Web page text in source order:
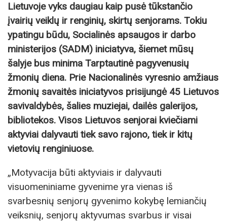
Lietuvoje vyks daugiau kaip pusė tūkstančio
įvairių veiklų ir renginių, skirtų senjorams. Tokiu
ypatingu būdu, Socialinės apsaugos ir darbo
ministerijos (SADM) iniciatyva, šiemet mūsų
šalyje bus minima Tarptautinė pagyvenusių
žmonių diena. Prie Nacionalinės vyresnio amžiaus
žmonių savaitės iniciatyvos prisijungė 45 Lietuvos
savivaldybės, šalies muziejai, dailės galerijos,
bibliotekos. Visos Lietuvos senjorai kviečiami
aktyviai dalyvauti tiek savo rajono, tiek ir kitų
vietovių renginiuose.
„Motyvacija būti aktyviais ir dalyvauti
visuomeniniame gyvenime yra vienas iš
svarbesnių senjorų gyvenimo kokybę lemiančių
veiksnių, senjorų aktyvumas svarbus ir visai